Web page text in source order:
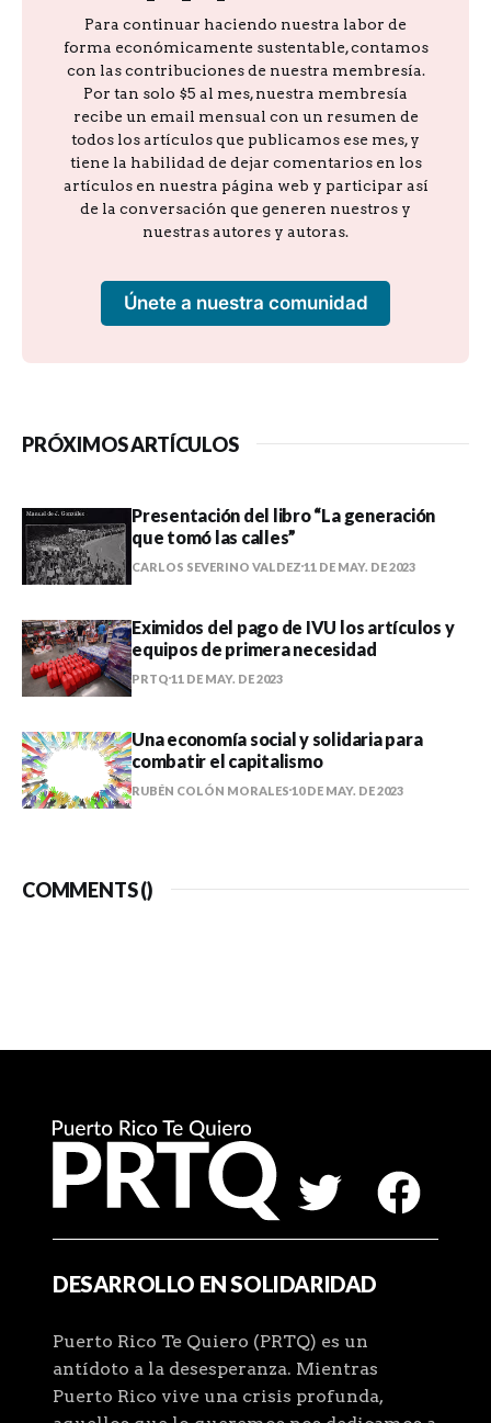
Para continuar haciendo nuestra labor de
forma económicamente sustentable, contamos
con las contribuciones de nuestra membresía.
Por tan solo $5 al mes, nuestra membresía
recibe un email mensual con un resumen de
todos los artículos que publicamos ese mes, y
tiene la habilidad de dejar comentarios en los
artículos en nuestra página web y participar así
de la conversación que generen nuestros y
nuestras autores y autoras.
Únete a nuestra comunidad
PRÓXIMOS ARTÍCULOS
Presentación del libro “La generación
que tomó las calles”
CARLOS SEVERINO VALDEZ 11 DE MAY. DE 2023
Eximidos del pago de IVU los artículos y
equipos de primera necesidad
PRTQ 11 DE MAY. DE 2023
Una economía social y solidaria para
combatir el capitalismo
RUBÉN COLÓN MORALES 10 DE MAY. DE 2023
COMMENTS ()
DESARROLLO EN SOLIDARIDAD
Puerto Rico Te Quiero (PRTQ) es un
antídoto a la desesperanza. Mientras
Puerto Rico vive una crisis profunda,